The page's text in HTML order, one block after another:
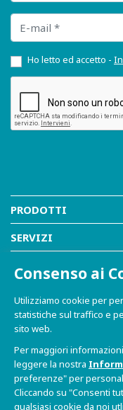
E-mail
Ho letto ed accetto -
PRODOTTI
SERVIZI
SHOP
Consenso ai
Utilizziamo cookie per
statistiche sul traffico e
sito web.
Per maggiori
leggere la nostra
preferenze" per
Cliccando su "Consenti
qualsiasi cookie da noi